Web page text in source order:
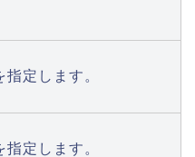
定します。
定します。